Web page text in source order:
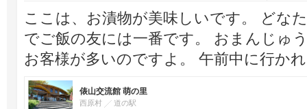
ここは、お漬物が美味しいです。 どな
でご飯の友には一番です。 おまんじゅ
お客様が多いのですよ。 午前中に行か
俵山交流館 萌の里
西原村 道の駅